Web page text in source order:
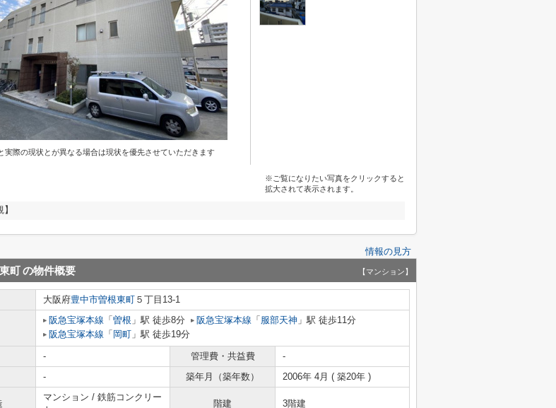
実際の現状とが異なる場合は現状を優先させていただきます
※ご覧になりたい写真をクリックすると
拡大されて表示されます。
情報の見方
町の物件概要 【マンション】
大阪府豊中市曽根東町 ５丁目13-1
阪急宝塚本線 「 曽根 」駅 徒歩8分 阪急宝塚本線 「 服部天神 」駅 徒歩11分
阪急宝塚本線 「 岡町 」駅 徒歩19分
- 管理費・共益費
-
- 築年月（築年数） 2006年 4月 ( 築20年 )
マンション / 鉄筋コンクリー
階建 3階建